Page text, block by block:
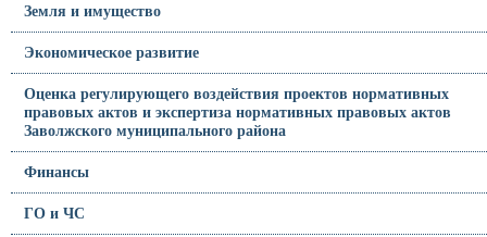
Земля и имущество
Экономическое развитие
Оценка регулирующего воздействия проектов нормативных
правовых актов и экспертиза нормативных правовых актов
Заволжского муниципального района
Финансы
ГО и ЧС